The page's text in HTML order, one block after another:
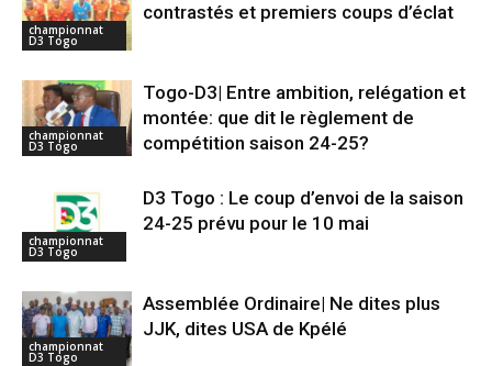
championnat
D3 Togo
contrastés et premiers coups d’éclat
championnat
D3 Togo
Togo-D3| Entre ambition, relégation et
montée: que dit le règlement de
compétition saison 24-25?
championnat
D3 Togo
D3 Togo : Le coup d’envoi de la saison
24-25 prévu pour le 10 mai
championnat
D3 Togo
Assemblée Ordinaire| Ne dites plus
JJK, dites USA de Kpélé